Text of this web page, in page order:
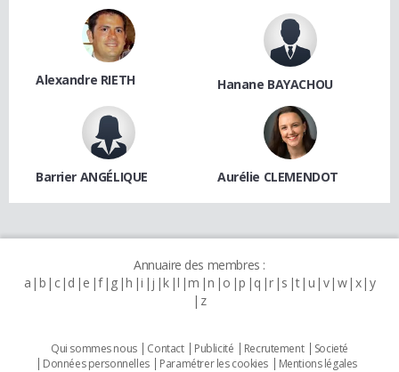
Alexandre RIETH Hanane BAYACHOU
Barrier ANGÉLIQUE Aurélie CLEMENDOT
Annuaire des membres :
a b c d e f g h i j k l m n o p q r s t u v w x y
z
Qui sommes nous Contact Publicité Recrutement
Societé
Données personnelles
Paramétrer les cookies
Mentions légales